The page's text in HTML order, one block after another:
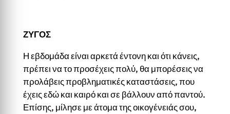
ΖΥΓΟΣ
Η εβδομάδα είναι αρκετά έντονη και ότι κάνεις,
πρέπει να το προσέχεις πολύ, θα μπορέσεις να
προλάβεις προβληματικές καταστάσεις, που
έχεις εδώ και καιρό και σε βάλλουν από παντού.
Επίσης, μίλησε με άτομα της οικογένειάς σου,